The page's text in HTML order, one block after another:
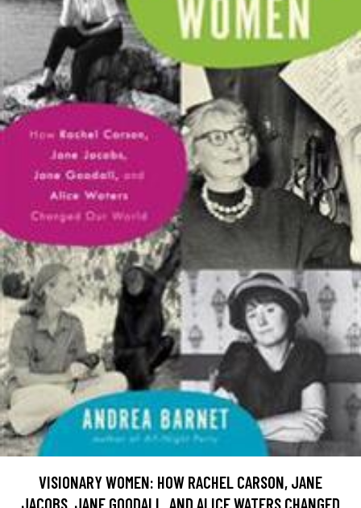
VISIONARY WOMEN: HOW RACHEL CARSON, JANE
JACOBS, JANE GOODALL, AND ALICE WATERS CHANGED